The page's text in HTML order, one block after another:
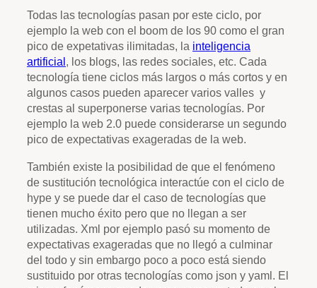
Todas las tecnologías pasan por este ciclo, por
ejemplo la web con el boom de los 90 como el gran
pico de expetativas ilimitadas, la inteligencia
artificial , los blogs, las redes sociales, etc. Cada
tecnología tiene ciclos más largos o más cortos y en
algunos casos pueden aparecer varios valles y
crestas al superponerse varias tecnologías. Por
ejemplo la web 2.0 puede considerarse un segundo
pico de expectativas exageradas de la web.
También existe la posibilidad de que el fenómeno
de sustitución tecnológica interactúe con el ciclo de
hype y se puede dar el caso de tecnologías que
tienen mucho éxito pero que no llegan a ser
utilizadas. Xml por ejemplo pasó su momento de
expectativas exageradas que no llegó a culminar
del todo y sin embargo poco a poco está siendo
sustituido por otras tecnologías como json y yaml. El